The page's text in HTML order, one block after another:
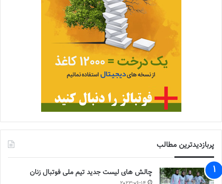
پربازدیدترین مطالب
چالش هاى ليست جدید تيم ملى فوتبال زنان